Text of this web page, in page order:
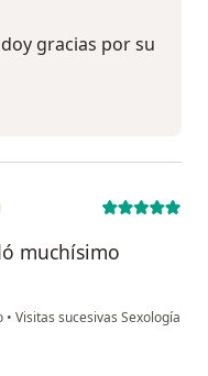
gracias por su
muchísimo
• Visitas sucesivas Sexología